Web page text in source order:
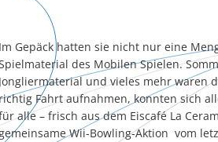
Im Gepäck hatten sie nicht nur eine
des Mobilen Spielen.
Jongliermaterial und vieles mehr waren
Fahrt aufnahmen, konnten sich
alle – frisch aus dem Eiscafé La
Wii-Bowling-Aktion vom